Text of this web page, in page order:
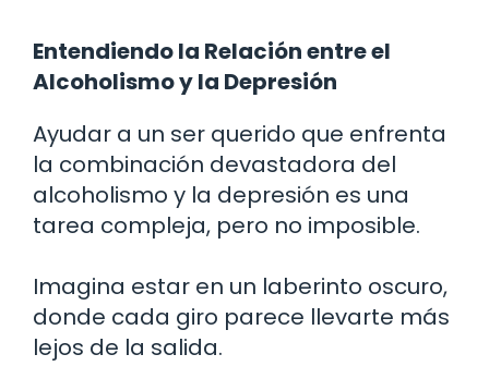
Entendiendo la Relación entre el
Alcoholismo y la Depresión
Ayudar a un ser querido que enfrenta
la combinación devastadora del
alcoholismo y la depresión es una
tarea compleja, pero no imposible.
Imagina estar en un laberinto oscuro,
donde cada giro parece llevarte más
lejos de la salida.